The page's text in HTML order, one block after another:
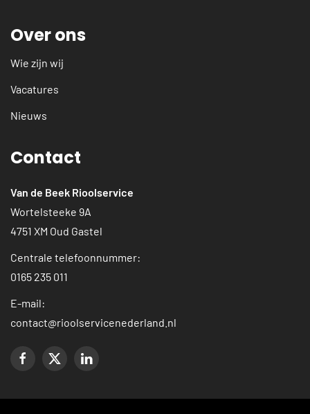
Over ons
Wie zijn wij
Vacatures
Nieuws
Contact
Van de Beek Rioolservice
Wortelsteeke 9A
4751 XM Oud Gastel
Centrale telefoonnummer:
0165 235 011
E-mail:
contact@rioolservicenederland.nl